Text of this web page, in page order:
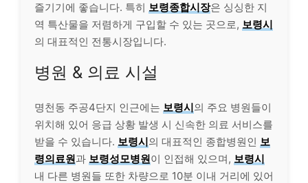
즐기기에 좋습니다. 특히 보령종합시장은 싱싱한 지
역 특산물을 저렴하게 구입할 수 있는 곳으로, 보령시
의 대표적인 전통시장입니다.
병원 & 의료 시설
명천동 주공4단지 인근에는 보령시의 주요 병원들이
위치해 있어 응급 상황 발생 시 신속한 의료 서비스를
받을 수 있습니다. 보령시의 대표적인 종합병원인 보
령의료원과 보령성모병원이 인접해 있으며, 보령시
내 다른 병원들 또한 차량으로 10분 이내 거리에 있어